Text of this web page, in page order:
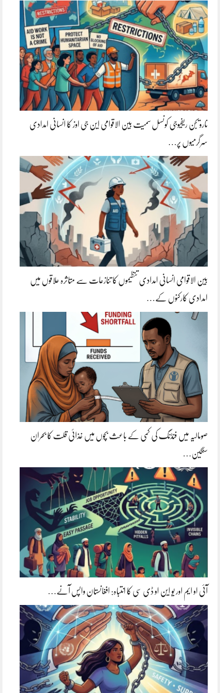
نارویجن ریفیوجی کونسل سمیت بین الاقوامی این جی اوز کا انسانی امدادی
سرگرمیوں پر…
بین الاقوامی انسانی امدادی تنظیموں کا تنازعات سے متاثرہ علاقوں میں
امدادی کارکنوں کے…
صومالیہ میں فنڈنگ کی کمی کے باعث بچوں میں غذائی قلت کا بحران
سنگین…
آئی او ایم اور یو این او ڈی سی کا انتباہ: افغانستان واپس آنے…